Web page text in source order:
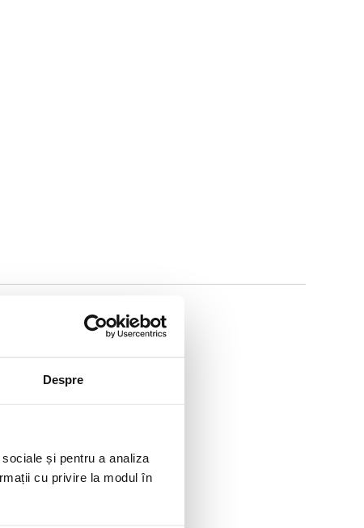
Despre
și pentru a analiza
cu privire la modul în